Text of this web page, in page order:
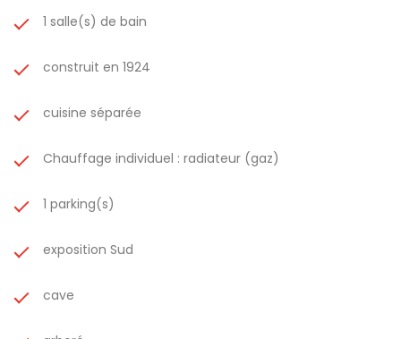
1 salle(s) de bain
construit en 1924
cuisine séparée
Chauffage individuel : radiateur (gaz)
1 parking(s)
exposition Sud
cave